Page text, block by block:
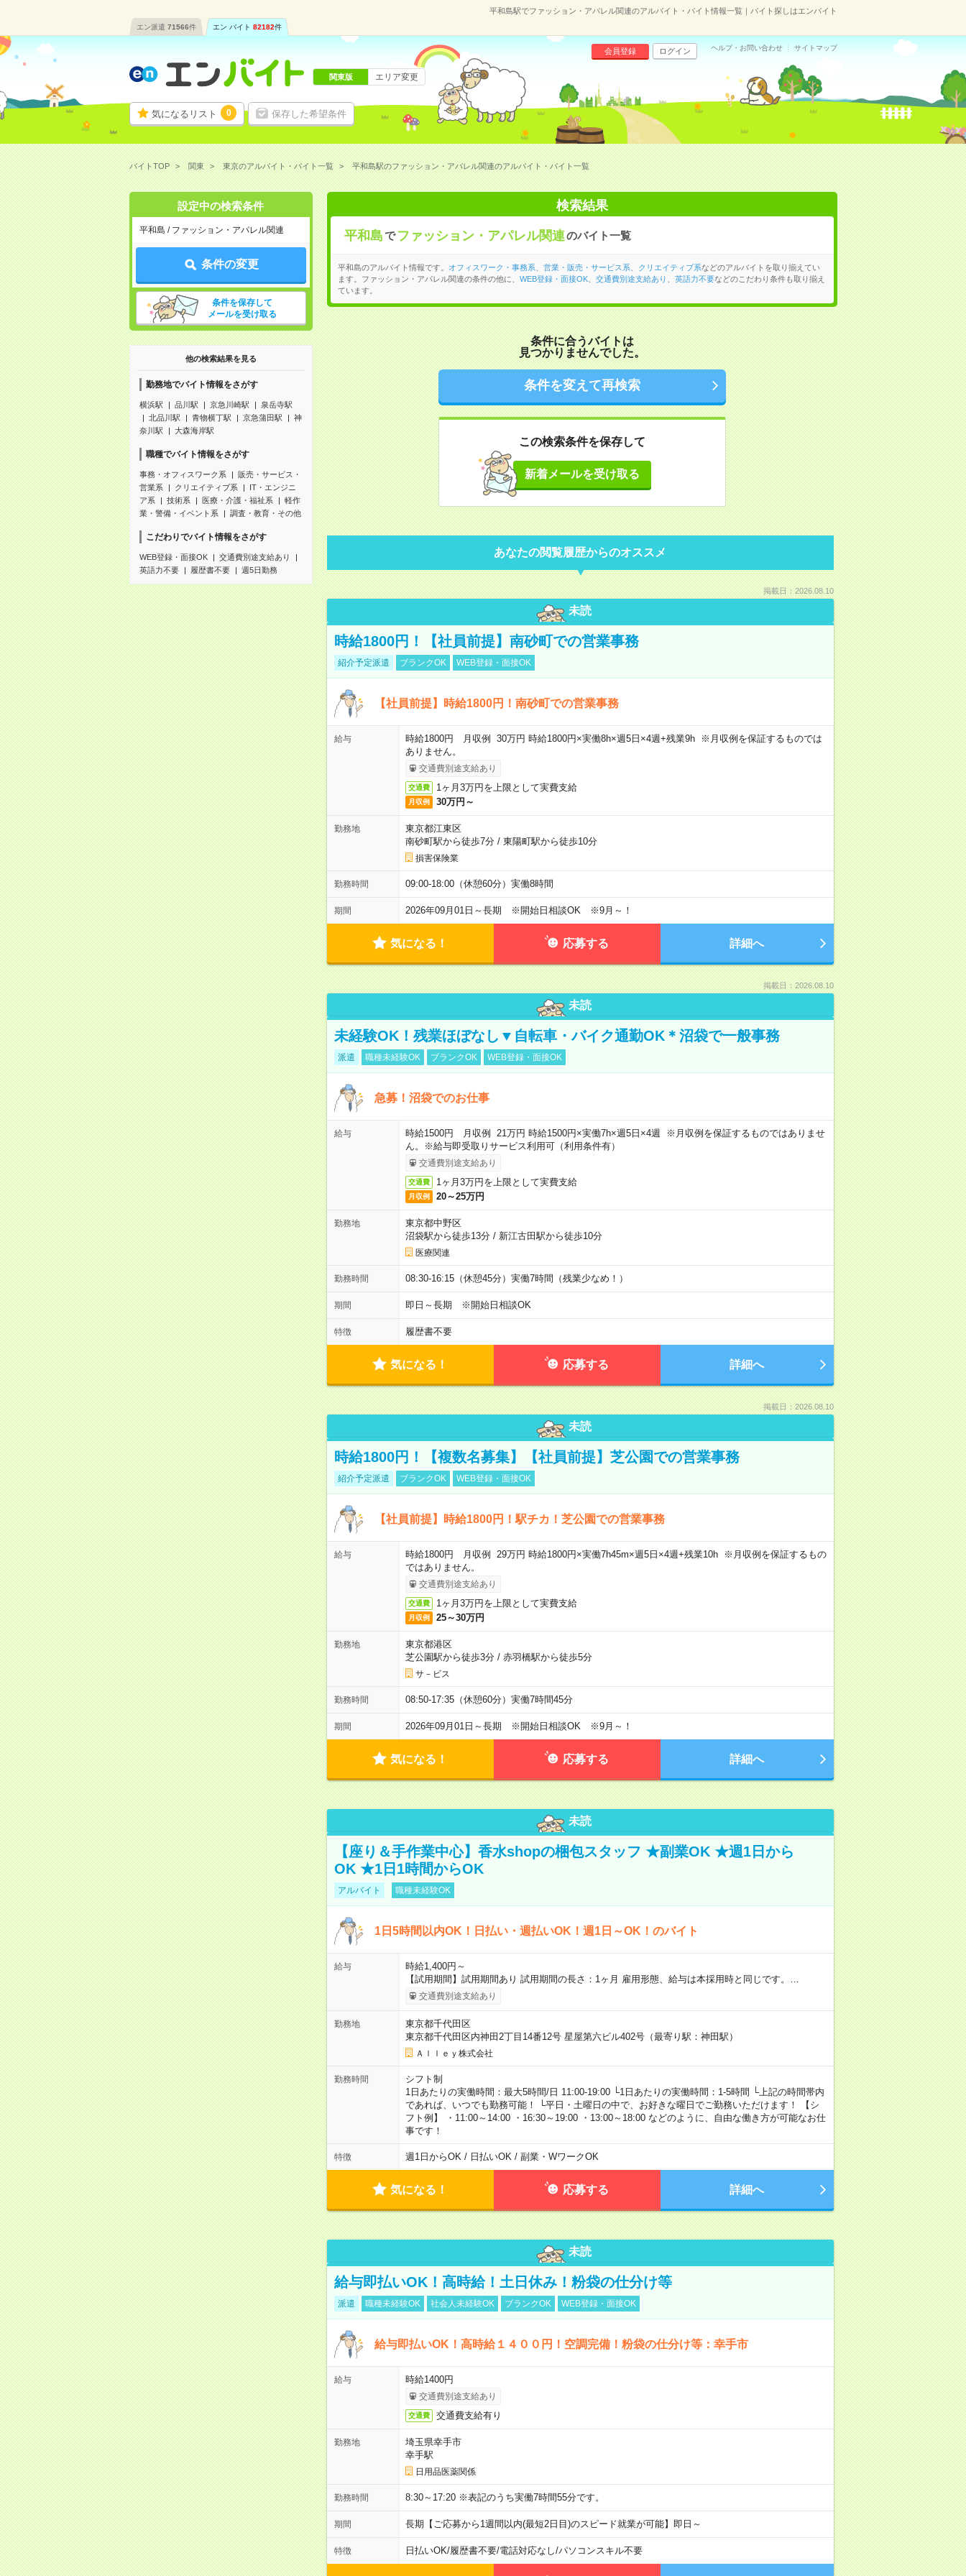
平和島駅でファッション・アパレル関連のアルバイト・バイト情報一覧｜バイト探しはエンバイト
エン派遣 71566件 エン バイト 82182件
気になるリスト 0 保存した希望条件
会員登録 ログイン ヘルプ・お問い合わせ サイトマップ
関東版 エリア変更
バイトTOP 関東 東京のアルバイト・バイト一覧 平和島駅のファッション・アパレル関連のアルバイト・バイト一覧
設定中の検索条件
平和島 / ファッション・アパレル関連
条件の変更
条件を保存して
メールを受け取る
他の検索結果を見る
勤務地でバイト情報をさがす
横浜駅 品川駅 京急川崎駅
泉岳寺駅
北品川駅
青物横丁駅 京急蒲田駅
神
奈川駅
大森海岸駅
職種でバイト情報をさがす
事務・オフィスワーク系
販売・サービス・
営業系
クリエイティブ系
IT・エンジニ
ア系
技術系 医療・介護・福祉系
軽作
業・警備・イベント系
調査・教育・その他
こだわりでバイト情報をさがす
WEB登録・面接OK
交通費別途支給あり
英語力不要
履歴書不要 週5日勤務
検索結果
平和島で ファッション・アパレル関連のバイト一覧
平和島のアルバイト情報です。 オフィスワーク・事務系 営業・販売・サービス系 クリエイティブ系などのアルバイトを取り揃えてい
ます。ファッション・アパレル関連の条件の他に、 WEB登録・面接OK、 交通費別途支給あり 英語力不要などのこだわり条件も取り揃え
ています。
条件に合うバイトは
見つかりませんでした。
条件を変えて再検索
この検索条件を保存して
新着メールを受け取る
あなたの閲覧履歴からのオススメ
掲載日：2026.08.10
未読
時給1800円！【社員前提】南砂町での営業事務
紹介予定派遣 ブランクOK WEB登録・面接OK
【社員前提】時給1800円！南砂町での営業事務
給与
時給1800円 月収例 30万円 時給1800円×実働8h×週5日×4週+残業9h ※月収例を保証するものでは
ありません。
交通費別途支給あり
交通費 1ヶ月3万円を上限として実費支給
月収例 30万円～
勤務地
東京都江東区
南砂町駅から徒歩7分/ 東陽町駅から徒歩10分
損害保険業
勤務時間 09:00-18:00（休憩60分）実働8時間
期間 2026年09月01日～長期 ※開始日相談OK ※9月～！
気になる！ 応募する 詳細へ
掲載日：2026.08.10
未読
未経験OK！残業ほぼなし▼自転車・バイク通勤OK＊沼袋で一般事務
派遣 職種未経験OK ブランクOK WEB登録・面接OK
急募！沼袋でのお仕事
給与
時給1500円 月収例 21万円 時給1500円×実働7h×週5日×4週 ※月収例を保証するものではありませ
ん。※給与即受取りサービス利用可（利用条件有）
交通費別途支給あり
交通費 1ヶ月3万円を上限として実費支給
月収例 20～25万円
勤務地
東京都中野区
沼袋駅から徒歩13分/ 新江古田駅から徒歩10分
医療関連
勤務時間 08:30-16:15（休憩45分）実働7時間（残業少なめ！）
期間 即日～長期 ※開始日相談OK
特徴 履歴書不要
気になる！ 応募する 詳細へ
掲載日：2026.08.10
未読
時給1800円！【複数名募集】【社員前提】芝公園での営業事務
紹介予定派遣 ブランクOK WEB登録・面接OK
【社員前提】時給1800円！駅チカ！芝公園での営業事務
給与
時給1800円 月収例 29万円 時給1800円×実働7h45m×週5日×4週+残業10h ※月収例を保証するもの
ではありません。
交通費別途支給あり
交通費 1ヶ月3万円を上限として実費支給
月収例 25～30万円
勤務地
東京都港区
芝公園駅から徒歩3分/ 赤羽橋駅から徒歩5分
サ－ビス
勤務時間 08:50-17:35（休憩60分）実働7時間45分
期間 2026年09月01日～長期 ※開始日相談OK ※9月～！
気になる！ 応募する 詳細へ
未読
【座り＆手作業中心】香水shopの梱包スタッフ ★副業OK ★週1日から
OK ★1日1時間からOK
アルバイト 職種未経験OK
1日5時間以内OK！日払い・週払いOK！週1日～OK！のバイト
給与
時給1,400円～
【試用期間】試用期間あり 試用期間の長さ：1ヶ月 雇用形態、給与は本採用時と同じです。…
交通費別途支給あり
勤務地
東京都千代田区
東京都千代田区内神田2丁目14番12号 星屋第六ビル402号（最寄り駅：神田駅）
Ａｌｌｅｙ株式会社
勤務時間
シフト制
1日あたりの実働時間：最大5時間/日 11:00-19:00 └1日あたりの実働時間：1-5時間 └上記の時間帯内
であれば、いつでも勤務可能！ └平日・土曜日の中で、お好きな曜日でご勤務いただけます！ 【シ
フト例】 ・11:00～14:00 ・16:30～19:00 ・13:00～18:00 などのように、自由な働き方が可能なお仕
事です！
特徴 週1日からOK / 日払いOK / 副業・WワークOK
気になる！ 応募する 詳細へ
未読
給与即払いOK！高時給！土日休み！粉袋の仕分け等
派遣 職種未経験OK 社会人未経験OK ブランクOK WEB登録・面接OK
給与即払いOK！高時給１４００円！空調完備！粉袋の仕分け等：幸手市
給与 時給1400円
交通費別途支給あり
交通費 交通費支給有り
勤務地
埼玉県幸手市
幸手駅
日用品医薬関係
勤務時間 8:30～17:20 ※表記のうち実働7時間55分です。
期間 長期【ご応募から1週間以内(最短2日目)のスピード就業が可能】即日～
特徴 日払いOK/履歴書不要/電話対応なし/パソコンスキル不要